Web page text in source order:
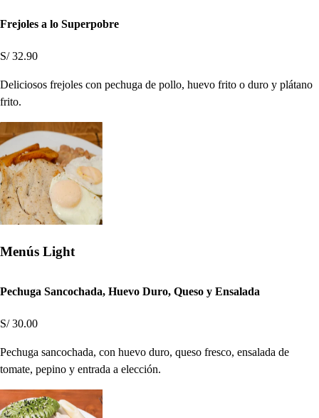
Frejoles a lo Superpobre
S/ 32.90
Deliciosos frejoles con pechuga de pollo, huevo frito o duro y plátano
frito.
Menús Light
Pechuga Sancochada, Huevo Duro, Queso y Ensalada
S/ 30.00
Pechuga sancochada, con huevo duro, queso fresco, ensalada de
tomate, pepino y entrada a elección.